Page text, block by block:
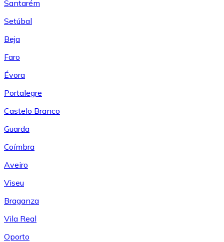
Santarém
Setúbal
Beja
Faro
Évora
Portalegre
Castelo Branco
Guarda
Coímbra
Aveiro
Viseu
Braganza
Vila Real
Oporto